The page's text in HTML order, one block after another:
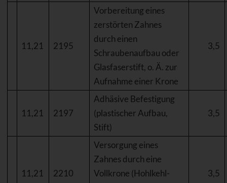
11,21 2195
Vorbereitung eines
zerstörten Zahnes
durch einen
Schraubenaufbau oder
Glasfaserstift, o. Ä. zur
Aufnahme einer Krone
3,5
11,21 2197
Adhäsive Befestigung
(plastischer Aufbau,
Stift)
3,5
11,21 2210
Versorgung eines
Zahnes durch eine
Vollkrone (Hohlkehl-
3,5